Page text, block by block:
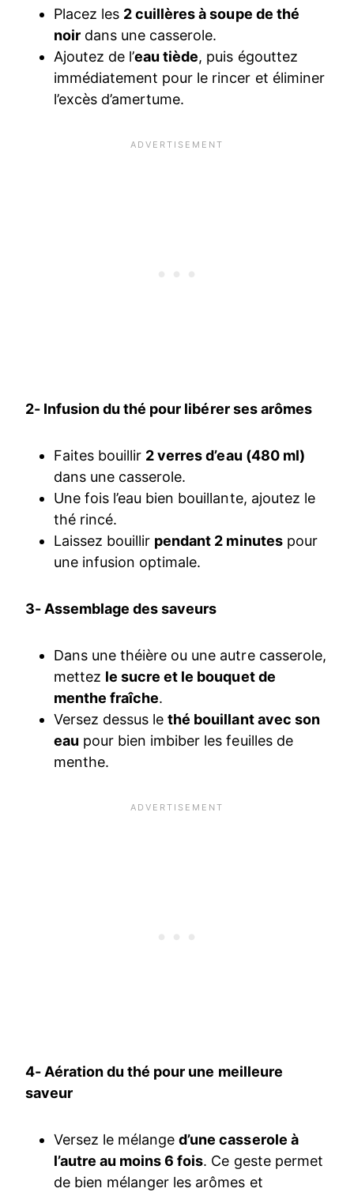
Placez les 2 cuillères à soupe de thé
noir dans une casserole.
Ajoutez de l’eau tiède, puis égouttez
immédiatement pour le rincer et éliminer
l’excès d’amertume.
2- Infusion du thé pour libérer ses arômes
Faites bouillir 2 verres d’eau (480 ml)
dans une casserole.
Une fois l’eau bien bouillante, ajoutez le
thé rincé.
Laissez bouillir pendant 2 minutespour
une infusion optimale.
3- Assemblage des saveurs
Dans une théière ou une autre casserole,
mettez le sucre et le bouquet de
menthe fraîche.
Versez dessus lethé bouillant avec son
eau pour bien imbiber les feuilles de
menthe.
4- Aération du thé pour une meilleure
saveur
Versez le mélanged’une casserole à
l’autre au moins 6 fois. Ce geste permet
de bien mélanger les arômes et